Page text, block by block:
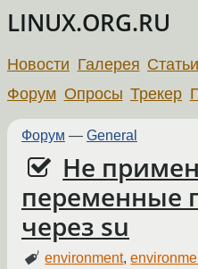
LINUX.ORG.RU
Новости Галерея Статьи
Форум Опросы Трекер
Форум — General
Не
переменные
через su
environment,